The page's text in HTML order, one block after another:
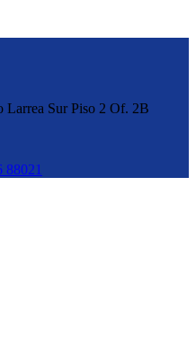
Larrea Sur Piso 2 Of. 2B
88021